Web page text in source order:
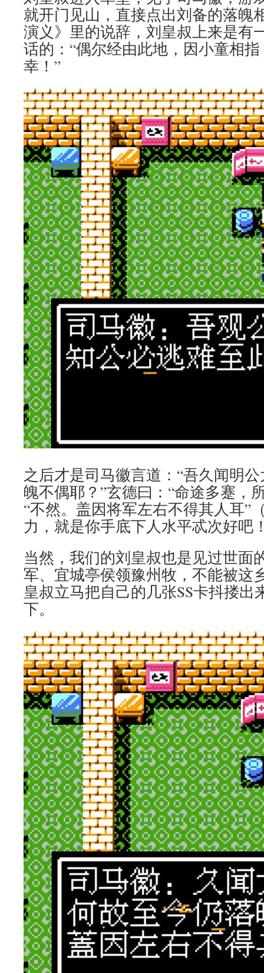
就开门见山，直接点出刘备的落魄
演义》里的说辞，刘皇叔上来是有
话的：“偶尔经由此地，因小童相
幸！”
之后才是司马徽言道：“吾久闻明
魄不偶耶？”玄德曰：“命途多蹇，
“不然。盖因将军左右不得其人耳”
力，就是你手底下人水平忒次好吧
当然，我们的刘皇叔也是见过世面
军、宜城亭侯领豫州牧，不能被这
皇叔立马把自己的几张SS卡抖搂出
下。